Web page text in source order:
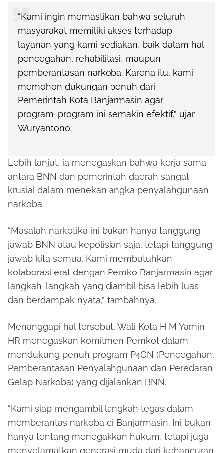
“Kami ingin memastikan bahwa seluruh
masyarakat memiliki akses terhadap
layanan yang kami sediakan, baik dalam hal
pencegahan, rehabilitasi, maupun
pemberantasan narkoba. Karena itu, kami
memohon dukungan penuh dari
Pemerintah Kota Banjarmasin agar
program-program ini semakin efektif,” ujar
Wuryantono.
Lebih lanjut, ia menegaskan bahwa kerja sama
antara BNN dan pemerintah daerah sangat
krusial dalam menekan angka penyalahgunaan
narkoba.
“Masalah narkotika ini bukan hanya tanggung
jawab BNN atau kepolisian saja, tetapi tanggung
jawab kita semua. Kami membutuhkan
kolaborasi erat dengan Pemko Banjarmasin agar
langkah-langkah yang diambil bisa lebih luas
dan berdampak nyata,” tambahnya.
Menanggapi hal tersebut, Wali Kota H M Yamin
HR menegaskan komitmen Pemkot dalam
mendukung penuh program P4GN (Pencegahan,
Pemberantasan Penyalahgunaan dan Peredaran
Gelap Narkoba) yang dijalankan BNN.
“Kami siap mengambil langkah tegas dalam
memberantas narkoba di Banjarmasin. Ini bukan
hanya tentang menegakkan hukum, tetapi juga
menyelamatkan generasi muda dari kehancuran